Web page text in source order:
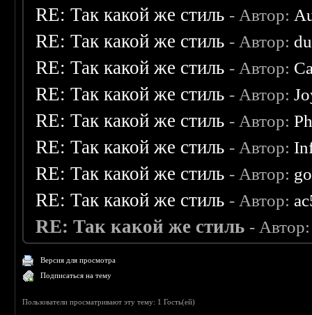
RE: Так какой же стиль - Автор:
RE: Так какой же стиль - Автор:
RE: Так какой же стиль - Автор:
RE: Так какой же стиль - Автор:
RE: Так какой же стиль - Автор:
RE: Так какой же стиль - Автор:
RE: Так какой же стиль - Автор:
RE: Так какой же стиль - Автор:
RE: Так какой же стиль -
Версия для просмотра
Подписаться на тему
Пользователи просматривают эту тему: 1 Гость(ей)